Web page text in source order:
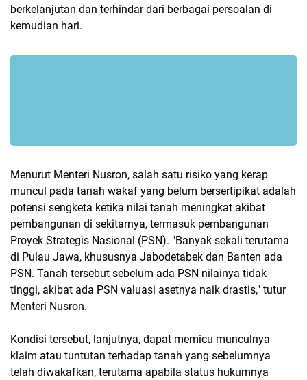
berkelanjutan dan terhindar dari berbagai persoalan di
kemudian hari.
Menurut Menteri Nusron, salah satu risiko yang kerap
muncul pada tanah wakaf yang belum bersertipikat adalah
potensi sengketa ketika nilai tanah meningkat akibat
pembangunan di sekitarnya, termasuk pembangunan
Proyek Strategis Nasional (PSN). "Banyak sekali terutama
di Pulau Jawa, khususnya Jabodetabek dan Banten ada
PSN. Tanah tersebut sebelum ada PSN nilainya tidak
tinggi, akibat ada PSN valuasi asetnya naik drastis," tutur
Menteri Nusron.
Kondisi tersebut, lanjutnya, dapat memicu munculnya
klaim atau tuntutan terhadap tanah yang sebelumnya
telah diwakafkan, terutama apabila status hukumnya